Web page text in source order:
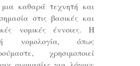
μια καθαρά τεχνητή και
στις βασικές και
νομικές έννοιες. Η
νομολογία, όπως
χρησιμοποιεί